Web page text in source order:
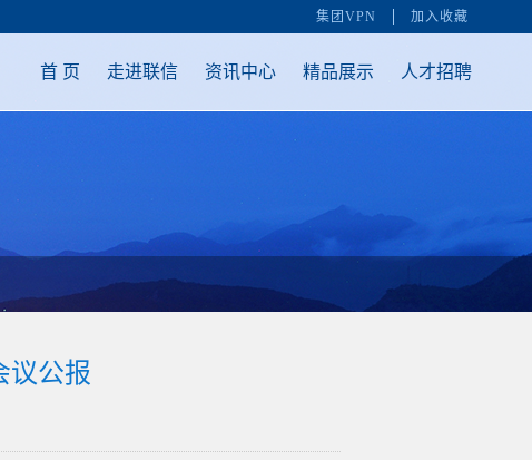
集团VPN 加入收藏
首 页 走进联信 资讯中心 精品展示 人才招聘
议公报